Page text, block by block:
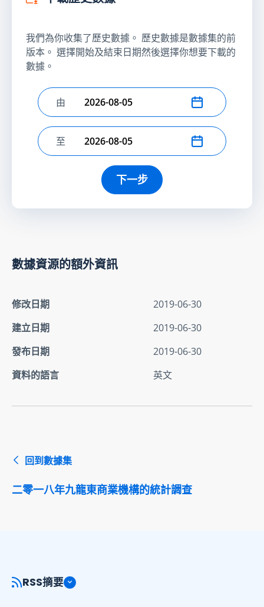
我們為你收集了歷史數據。 歷史數據是數據集的前
版本。 選擇開始及結束日期然後選擇你想要下載的
數據。
選擇開始日期
由
選擇結束日期
至
下一步
數據資源的額外資訊
修改日期
2019-06-30
建立日期
2019-06-30
發布日期
2019-06-30
資料的語言
英文
回到數據集
二零一八年九龍東商業機構的統計調查
RSS摘要